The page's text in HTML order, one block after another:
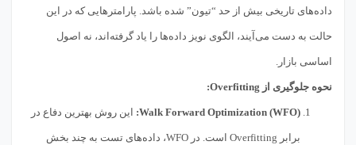
داده‌های تاریخی بیش از حد “تیون” شده باشد. پارامترهایی که در این
حالت به دست می‌آیند، الگوی نویز داده‌ها را یاد گرفته‌اند، نه اصول
اساسی بازار.
نحوه جلوگیری از Overfitting:
Walk Forward Optimization (WFO): این روش بهترین دفاع در
برابر Overfitting است. در WFO، داده‌های تست به چند بخش